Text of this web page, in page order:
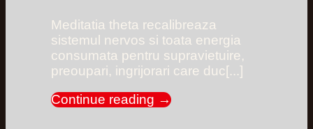
Meditatia theta recalibreaza
sistemul nervos si toata energia
consumata pentru supravietuire,
preoupari, ingrijorari care duc[...]
Continue reading →